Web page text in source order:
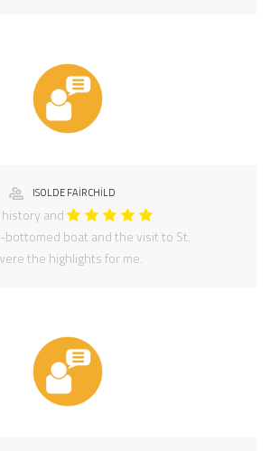
ISOLDE FAIRCHILD
and
bottomed boat and the visit to St.
the highlights for me.